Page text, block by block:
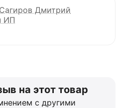
Сагиров Дмитрий
ИП
на этот товар
с другими